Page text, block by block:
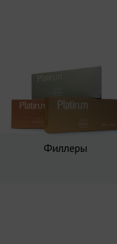
Филлеры